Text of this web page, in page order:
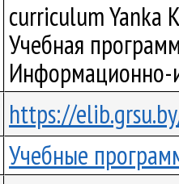
curriculum Yanka
Учебная
Информационно-
https://
Учебные